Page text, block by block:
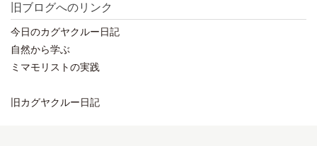
旧ブログへのリンク
今日のカグヤクルー日記
自然から学ぶ
ミマモリストの実践
旧カグヤクルー日記